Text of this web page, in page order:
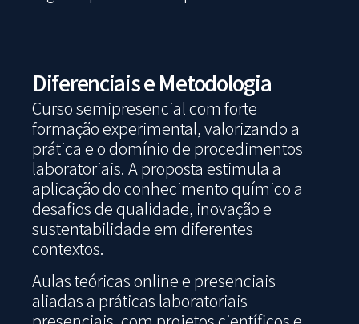
Diferenciais e Metodologia
Curso semipresencial com forte
formação experimental, valorizando a
prática e o domínio de procedimentos
laboratoriais. A proposta estimula a
aplicação do conhecimento químico a
desafios de qualidade, inovação e
sustentabilidade em diferentes
contextos.
Aulas teóricas online e presenciais
aliadas a práticas laboratoriais